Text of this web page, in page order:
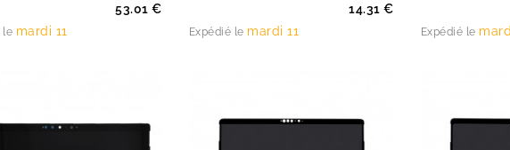
53.01 €
le mardi 11
14.31 €
Expédié le mardi 11 Expédié le